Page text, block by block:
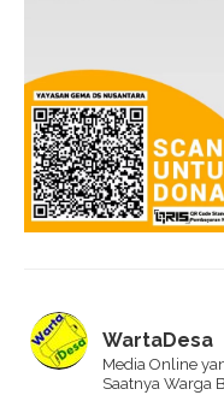
WartaDesa
Media Online
Saatnya Warga